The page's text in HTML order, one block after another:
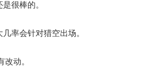
很棒的。
几率会针对猎空出场。
改动。